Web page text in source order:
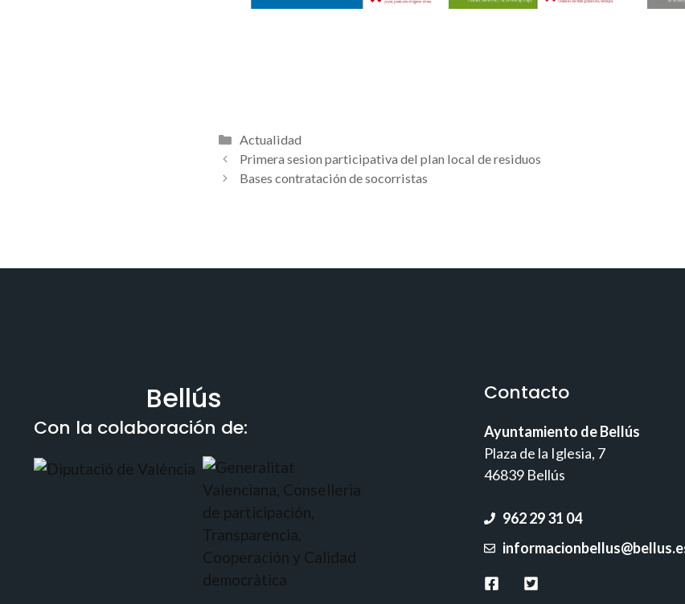
Categorías
Actualidad
Primera sesion participativa del plan local de residuos
Bases contratación de socorristas
Bellús
Con la colaboración de:
Contacto
Ayuntamiento de Bellús
Plaza de la Iglesia, 7
46839 Bellús
962 29 31 04